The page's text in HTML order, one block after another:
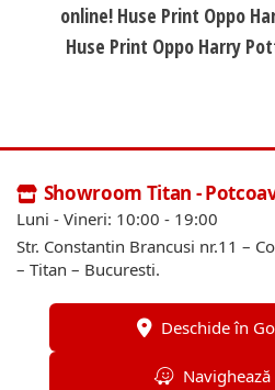
online! Huse Print Oppo
Huse Print Oppo Harry
Showroom Titan -
Luni - Vineri: 10:00 - 19:00
Str. Constantin Brancusi nr.11 –
– Titan – Bucuresti.
Deschide în
Navighează